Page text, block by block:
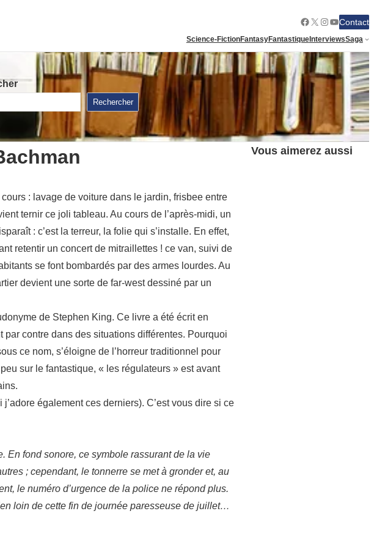
Facebook
X Instagram
YouTube
Contact
Science-FictionFantasyFantastiqueInterviewsSaga
Rechercher
: lavage de voiture dans le jardin, frisbee entre
ternir ce joli tableau. Au cours de l’après-midi, un
: c’est la terreur, la folie qui s’installe. En effet,
retentir un concert de mitraillettes ! ce van, suivi de
se font bombardés par des armes lourdes. Au
devient une sorte de far-west dessiné par un
de Stephen King. Ce livre a été écrit en
contre dans des situations différentes. Pourquoi
ce nom, s’éloigne de l’horreur traditionnel pour
sur le fantastique, « les régulateurs » est avant
également ces derniers). C’est vous dire si ce
En fond sonore, ce symbole rassurant de la vie
; cependant, le tonnerre se met à gronder et, au
le numéro d’urgence de la police ne répond plus.
loin de cette fin de journée paresseuse de juillet…
Vous aimerez aussi